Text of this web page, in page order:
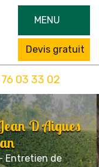
MENU
Devis gratuit
03 33 02
D Aigues
Entretien de